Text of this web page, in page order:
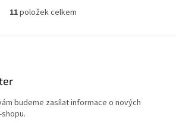
O
l
p
11položek celkem
budeme zasílat informace o nových